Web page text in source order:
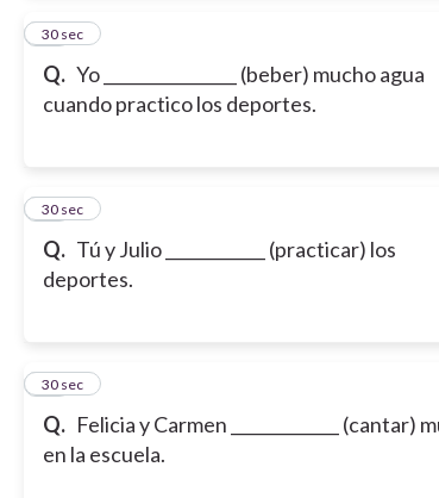
Q. Yo ________________ (beber) mucho agua
cuando practico los deportes.
12
30 sec
Q. Tú y Julio ____________ (practicar) los
deportes.
13
30 sec
Q. Felicia y Carmen _____________ (cantar)
en la escuela.
14
30 sec